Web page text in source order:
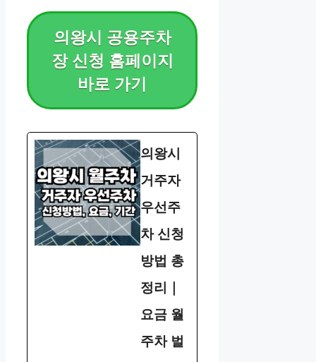
의왕시 공용주차
장 신청 홈페이지
바로 가기
의왕시
거주자
우선주
차 신청
방법 총
정리｜
요금 월
주차 벌